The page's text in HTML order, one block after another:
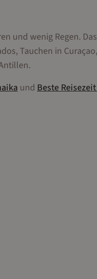
und wenig Regen. Das
Tauchen in
und Beste